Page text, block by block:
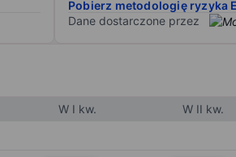
Pobierz metodologię ryzyka
Dane dostarczone przez
W I kw. W II kw.